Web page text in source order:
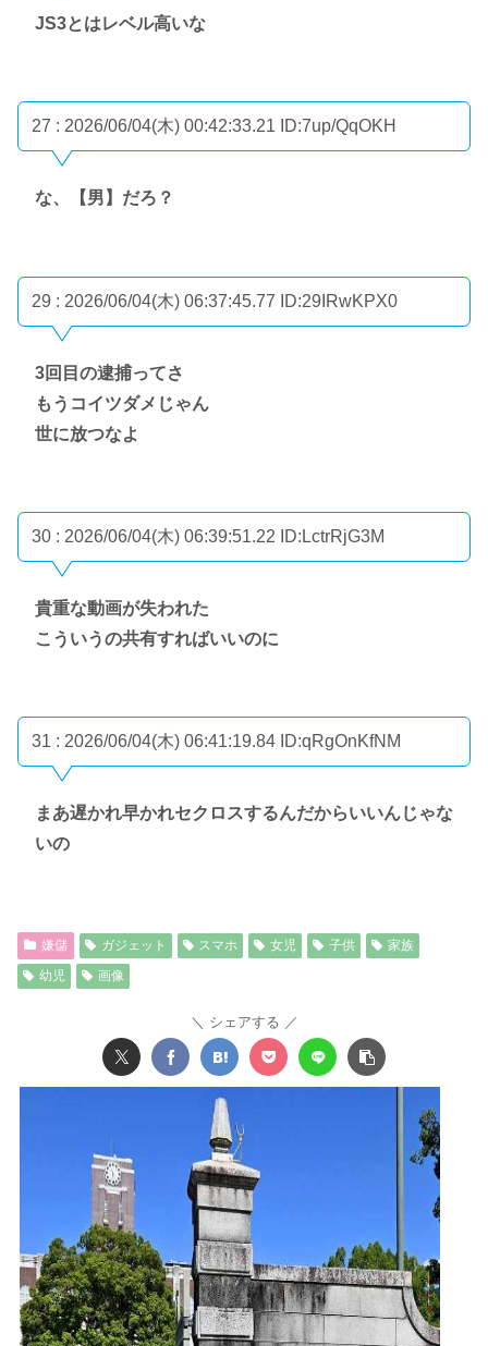
JS3とはレベル高いな
27 : 2026/06/04(木) 00:42:33.21 ID:7up/QqOKH
な、【男】だろ？
29 : 2026/06/04(木) 06:37:45.77 ID:29IRwKPX0
3回目の逮捕ってさ
もうコイツダメじゃん
世に放つなよ
30 : 2026/06/04(木) 06:39:51.22 ID:LctrRjG3M
貴重な動画が失われた
こういうの共有すればいいのに
31 : 2026/06/04(木) 06:41:19.84 ID:qRgOnKfNM
まあ遅かれ早かれセクロスするんだからいいんじゃな
いの
嫌儲 ガジェット スマホ 女児 子供
家族
幼児
画像
シェアする